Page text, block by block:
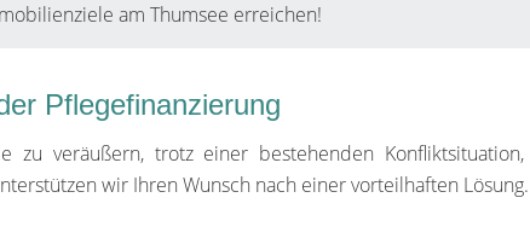
am Thumsee erreichen!
Pflegefinanzierung
veräußern, trotz einer bestehenden
wir Ihren Wunsch nach einer vorteilhaften Lösung.